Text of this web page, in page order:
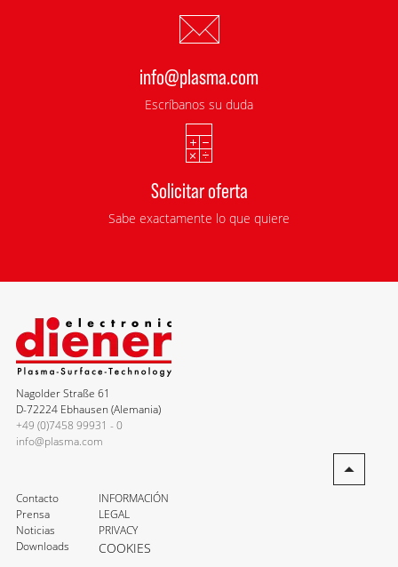
info@plasma.com
Escríbanos su duda
Solicitar oferta
Sabe exactamente lo que quiere
Nagolder Straße 61
D-72224 Ebhausen (Alemania)
+49 (0)7458 99931 - 0
info@plasma.com
Contacto
Prensa
Noticias
Downloads
INFORMACIÓN
LEGAL
PRIVACY
COOKIES